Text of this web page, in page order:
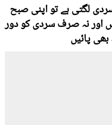
لگتی ہے تو اپنی صبح
اور نہ صرف سردی کو دور
بھی پائیں